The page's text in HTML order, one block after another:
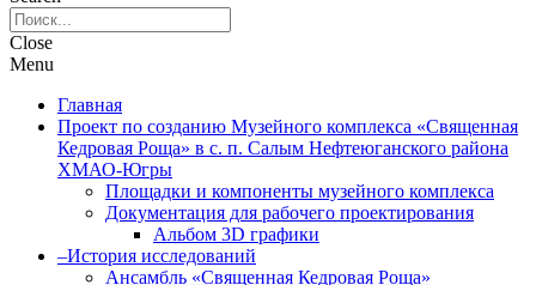
Close
Menu
Главная
Проект по созданию Музейного комплекса «Священная
Кедровая Роща» в с. п. Салым Нефтеюганского района
ХМАО-Югры
Площадки и компоненты музейного комплекса
Документация для рабочего проектирования
Альбом 3D графики
–История исследований
Ансамбль «Священная Кедровая Роща»